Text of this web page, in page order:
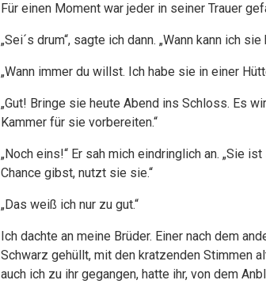
Für einen Moment war jeder in seiner Trauer
„Sei´s drum“, sagte ich dann. „Wann kann ich sie
„Wann immer du willst. Ich habe sie in einer
„Gut! Bringe sie heute Abend ins Schloss. Es
Kammer für sie vorbereiten.“
„Noch eins!“ Er sah mich eindringlich an. „Sie
Chance gibst, nutzt sie sie.“
„Das weiß ich nur zu gut.“
Ich dachte an meine Brüder. Einer nach dem
Schwarz gehüllt, mit den kratzenden Stimmen
auch ich zu ihr gegangen, hatte ihr, von dem